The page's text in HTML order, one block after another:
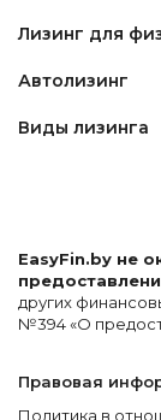
Лизинг для
Автолизинг
Виды лизинга
EasyFin.by не
других
№394 «О
Правовая
Политика в